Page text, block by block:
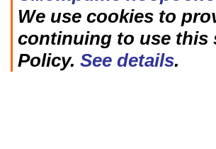
We use cookies to
continuing to use this
Policy. See details.